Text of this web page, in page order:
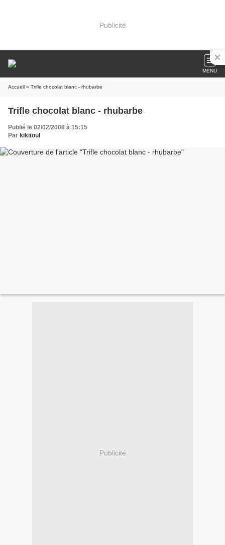
Publicité
MENU
Accueil » Trifle chocolat blanc - rhubarbe
Trifle chocolat blanc - rhubarbe
Publié le 02/02/2008 à 15:15
Par kikitoul
Publicité